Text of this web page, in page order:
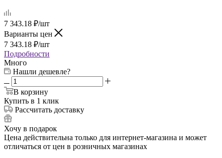
7 343.18 ₽/шт
Варианты цен
7 343.18 ₽/шт
Подробности
Много
Нашли дешевле?
В корзину
Купить в 1 клик
Рассчитать доставку
Хочу в подарок
Цена действительна только для интернет-магазина и может
отличаться от цен в розничных магазинах